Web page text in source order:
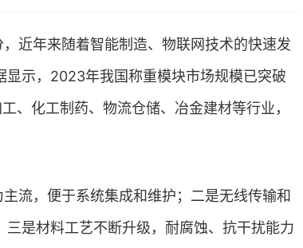
近年来随着智能制造、物联网技术的快速发
示，2023年我国称重模块市场规模已突破
、化工制药、物流仓储、冶金建材等行业，
流，便于系统集成和维护；二是无线传输和
是材料工艺不断升级，耐腐蚀、抗干扰能力